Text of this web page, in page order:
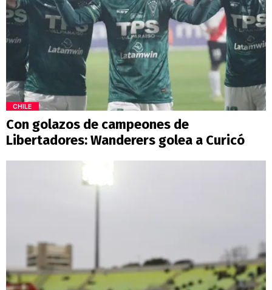
CHILE
Con golazos de campeones de
Libertadores: Wanderers golea a Curicó